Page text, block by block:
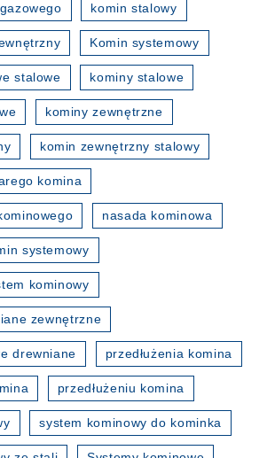
komin stalowy
Komin systemowy
stalowe kominy stalowe
kominy zewnętrzne
komin zewnętrzny stalowy
komina
nasada kominowa
systemowy
kominowy
zewnętrzne
drewniane przedłużenia komina
przedłużeniu komina
system kominowy do kominka